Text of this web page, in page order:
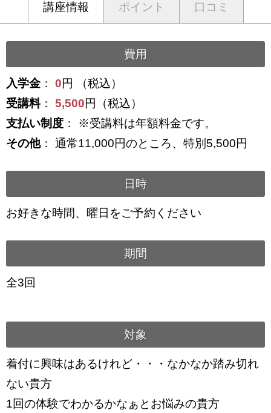
講座情報 ポイント 口コミ
費用
入学金 ： 0円 （税込）
受講料： 5,500円（税込）
支払い制度 ： ※受講料は年額料金です。
その他： 通常11,000円のところ、特別5,500円
日時
お好きな時間、曜日をご予約ください
期間
全3回
対象
着付に興味はあるけれど・・・なかなか踏み切れ
ない貴方
1回の体験でわかるかなぁとお悩みの貴方